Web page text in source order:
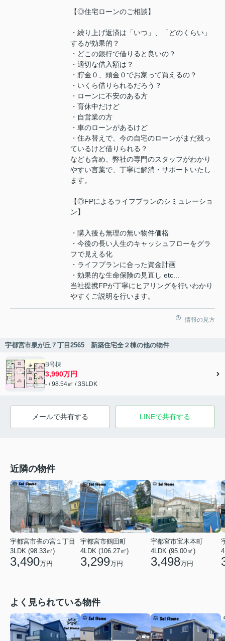
【◎住宅ローンのご相談】
・繰り上げ返済は「いつ」、「どのくらい」
するが効果的？
・どこの銀行で借りると良いの？
・適切な借入額は？
・貯金０、頭金０でお家って買えるの？
・いくら借りられるだろう？
・ローンに不安のある方
・育休中だけど
・自営業の方
・車のローンがあるけど
・住み替えで、今の自宅のローンがまだ残っ
ているけど借りられる？
なども含め、弊社の専門のスタッフがわかり
やすい言葉で、丁寧に解消・サポートいたし
ます。
【◎FPによるライフプランのシミュレーショ
ン】
・購入後も無理の無い物件価格
・今後の長い人生のキャッシュフローをグラ
フで見える化
・ライフプランに合った資金計画
・効果的な生命保険の見直し etc...
当社提携FPが丁寧にヒアリングを行いわかり
やすくご説明を行います。
情報の見方
宇都宮市泉が丘７丁目2565 新築住宅全２棟の他の物件
B号棟
3,990万円
- / 98.54㎡ / 3SLDK
メールで共有する LINEで共有する
近隣の物件
宇都宮市雀の宮１丁目
3LDK (98.33㎡)
3,490万円
宇都宮市鶴田町
4LDK (106.27㎡)
3,299万円
宇都宮市宝木本町
4LDK (95.00㎡)
3,498万円
よく見られている物件